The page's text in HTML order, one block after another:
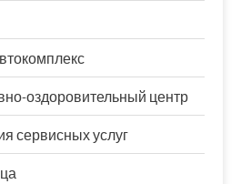
оздоровительный центр
сервисных услуг